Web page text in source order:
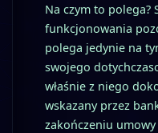
Na czym to polega?
funkcjonowania
polega jedynie na
swojego
właśnie z niego
wskazany przez
zakończeniu